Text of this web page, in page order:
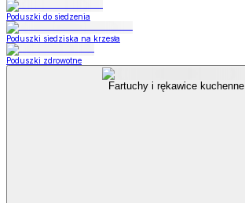
Poduszki do siedzenia
Poduszki siedziska na krzesła
Poduszki zdrowotne
Fartuchy i rękawice kuchenne